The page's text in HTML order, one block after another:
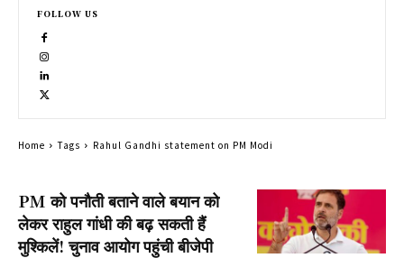
PM को पनौती बताने वाले बयान को
लेकर राहुल गांधी की बढ़ सकती हैं
मुश्किलें! चुनाव आयोग पहुंची बीजेपी
FOLLOW US
Home Tags Rahul Gandhi statement on PM Modi